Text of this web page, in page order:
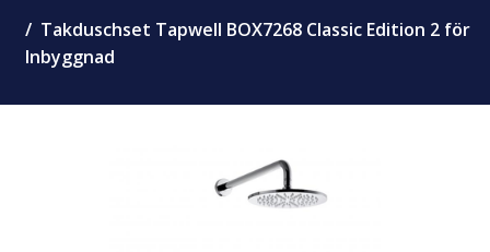
Takduschset Tapwell BOX7268 Classic Edition 2 för
Inbyggnad